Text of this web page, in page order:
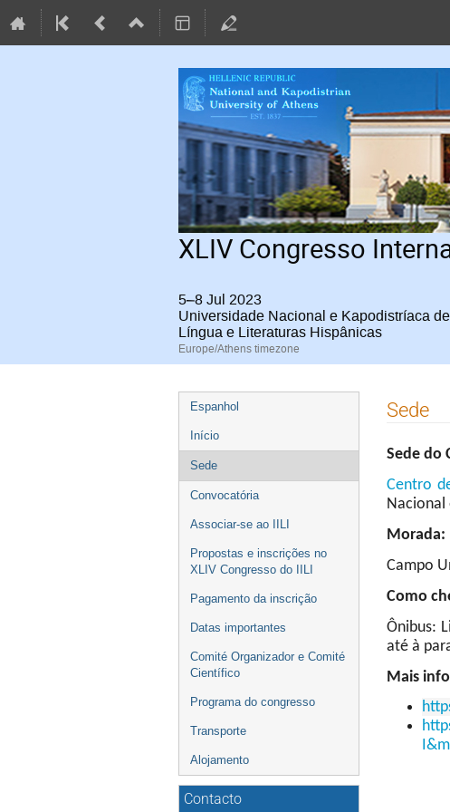
XLIV Congresso
5–8 Jul 2023
Universidade Nacional e Kapodistríaca
Língua e Literaturas Hispânicas
Europe/Athens timezone
Event
menu
Espanhol
Início
Sede
Convocatória
Associar-se ao IILI
Propostas e inscrições no
XLIV Congresso do IILI
Pagamento da inscrição
Datas importantes
Comité Organizador e Comité
Científico
Programa do congresso
Transporte
Alojamento
Contacto
Sede
Sede do
Centro
Nacional
Morada:
Campo
Como
Ônibus:
até à
Mais